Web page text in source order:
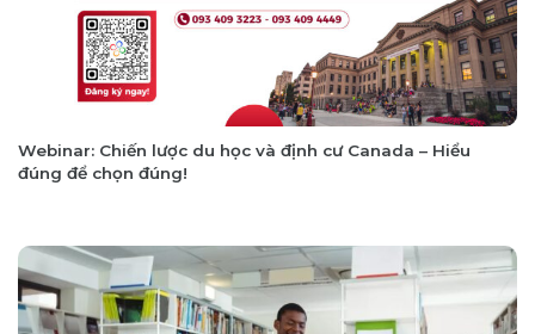
Webinar: Chiến lược du học và định cư Canada – Hiểu
đúng để chọn đúng!